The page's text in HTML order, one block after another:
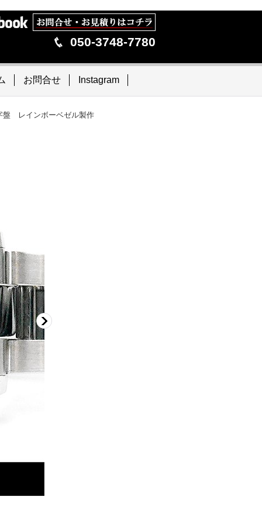
050-3748-7780
お問合せ Instagram
盤 レインボーベゼル製作